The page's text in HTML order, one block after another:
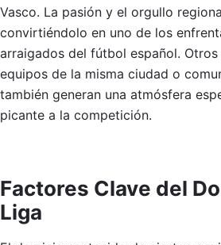
Vasco. La pasión y el orgullo
convirtiéndolo en uno de los
arraigados del fútbol español.
equipos de la misma ciudad o
también generan una atmósfera
picante a la competición.
Factores Clave del
Liga